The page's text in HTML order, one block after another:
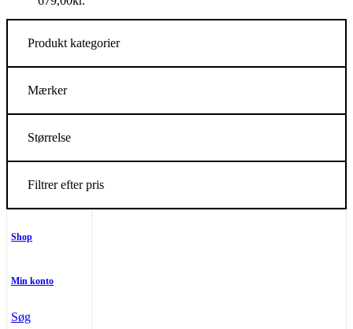
Produkt kategorier
Mærker
Størrelse
Filtrer efter pris
Shop
Min konto
Søg